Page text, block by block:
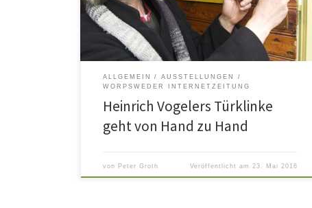
1904/05 im Jugendstil eingerichteten Prunkzimmer:
eine bronzene Türklinke in Gestalt eines Pfaus als
Leihgabe. Natürlich handelt […]
ALLGEMEIN
AUSSTELLUNGEN
WORPSWEDER INTERNETZEITUNG
Heinrich Vogelers Türklinke
geht von Hand zu Hand
von Peter Groth Veröffentlicht am 23. Mai 2016